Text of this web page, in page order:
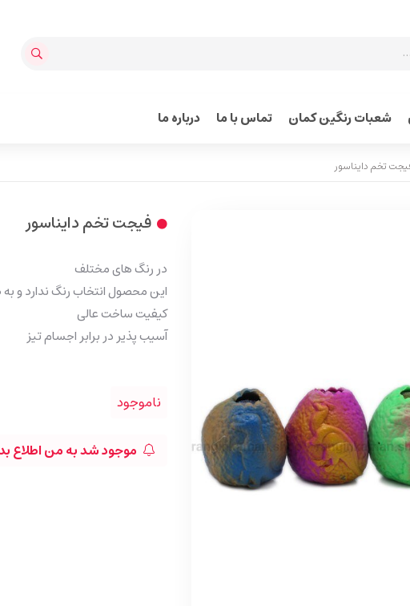
شعبات رنگین کمان تماس با ما درباره ما
تخم دایناسور
فیجت تخم دایناسور
در رنگ های مختلف
این محصول انتخاب رنگ ندارد و
کیفیت ساخت عالی
آسیب پذیر در برابر اجسام تیز
ناموجود
موجود شد به من اطلاع